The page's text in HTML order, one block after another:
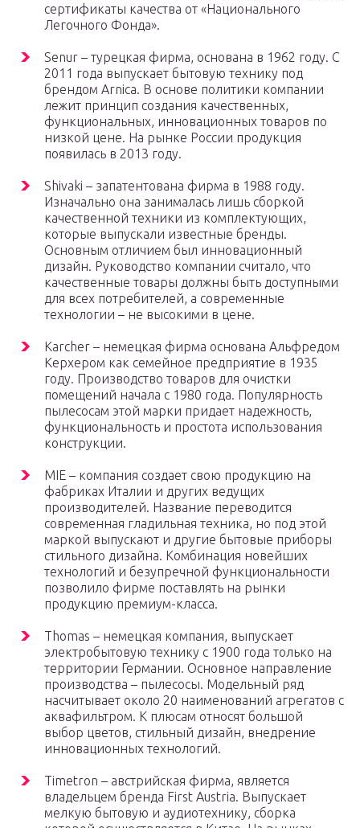
сертификаты качества от «Национального
Легочного Фонда».
Senur – турецкая фирма, основана в 1962 году. С
2011 года выпускает бытовую технику под
брендом Arnica. В основе политики компании
лежит принцип создания качественных,
функциональных, инновационных товаров по
низкой цене. На рынке России продукция
появилась в 2013 году.
Shivaki – запатентована фирма в 1988 году.
Изначально она занималась лишь сборкой
качественной техники из комплектующих,
которые выпускали известные бренды.
Основным отличием был инновационный
дизайн. Руководство компании считало, что
качественные товары должны быть доступными
для всех потребителей, а современные
технологии – не высокими в цене.
Karcher – немецкая фирма основана Альфредом
Керхером как семейное предприятие в 1935
году. Производство товаров для очистки
помещений начала с 1980 года. Популярность
пылесосам этой марки придает надежность,
функциональность и простота использования
конструкции.
MIE – компания создает свою продукцию на
фабриках Италии и других ведущих
производителей. Название переводится
современная гладильная техника, но под этой
маркой выпускают и другие бытовые приборы
стильного дизайна. Комбинация новейших
технологий и безупречной функциональности
позволило фирме поставлять на рынки
продукцию премиум-класса.
Thomas – немецкая компания, выпускает
электробытовую технику с 1900 года только на
территории Германии. Основное направление
производства – пылесосы. Модельный ряд
насчитывает около 20 наименований агрегатов с
аквафильтром. К плюсам относят большой
выбор цветов, стильный дизайн, внедрение
инновационных технологий.
Timetron – австрийская фирма, является
владельцем бренда First Austria. Выпускает
мелкую бытовую и аудиотехнику, сборка